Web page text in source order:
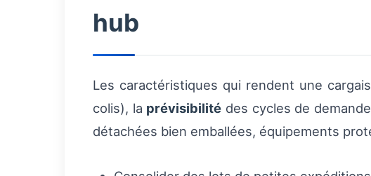
hub
Les caractéristiques qui rendent une
colis), la prévisibilité des cycles de
détachées bien emballées, équipements